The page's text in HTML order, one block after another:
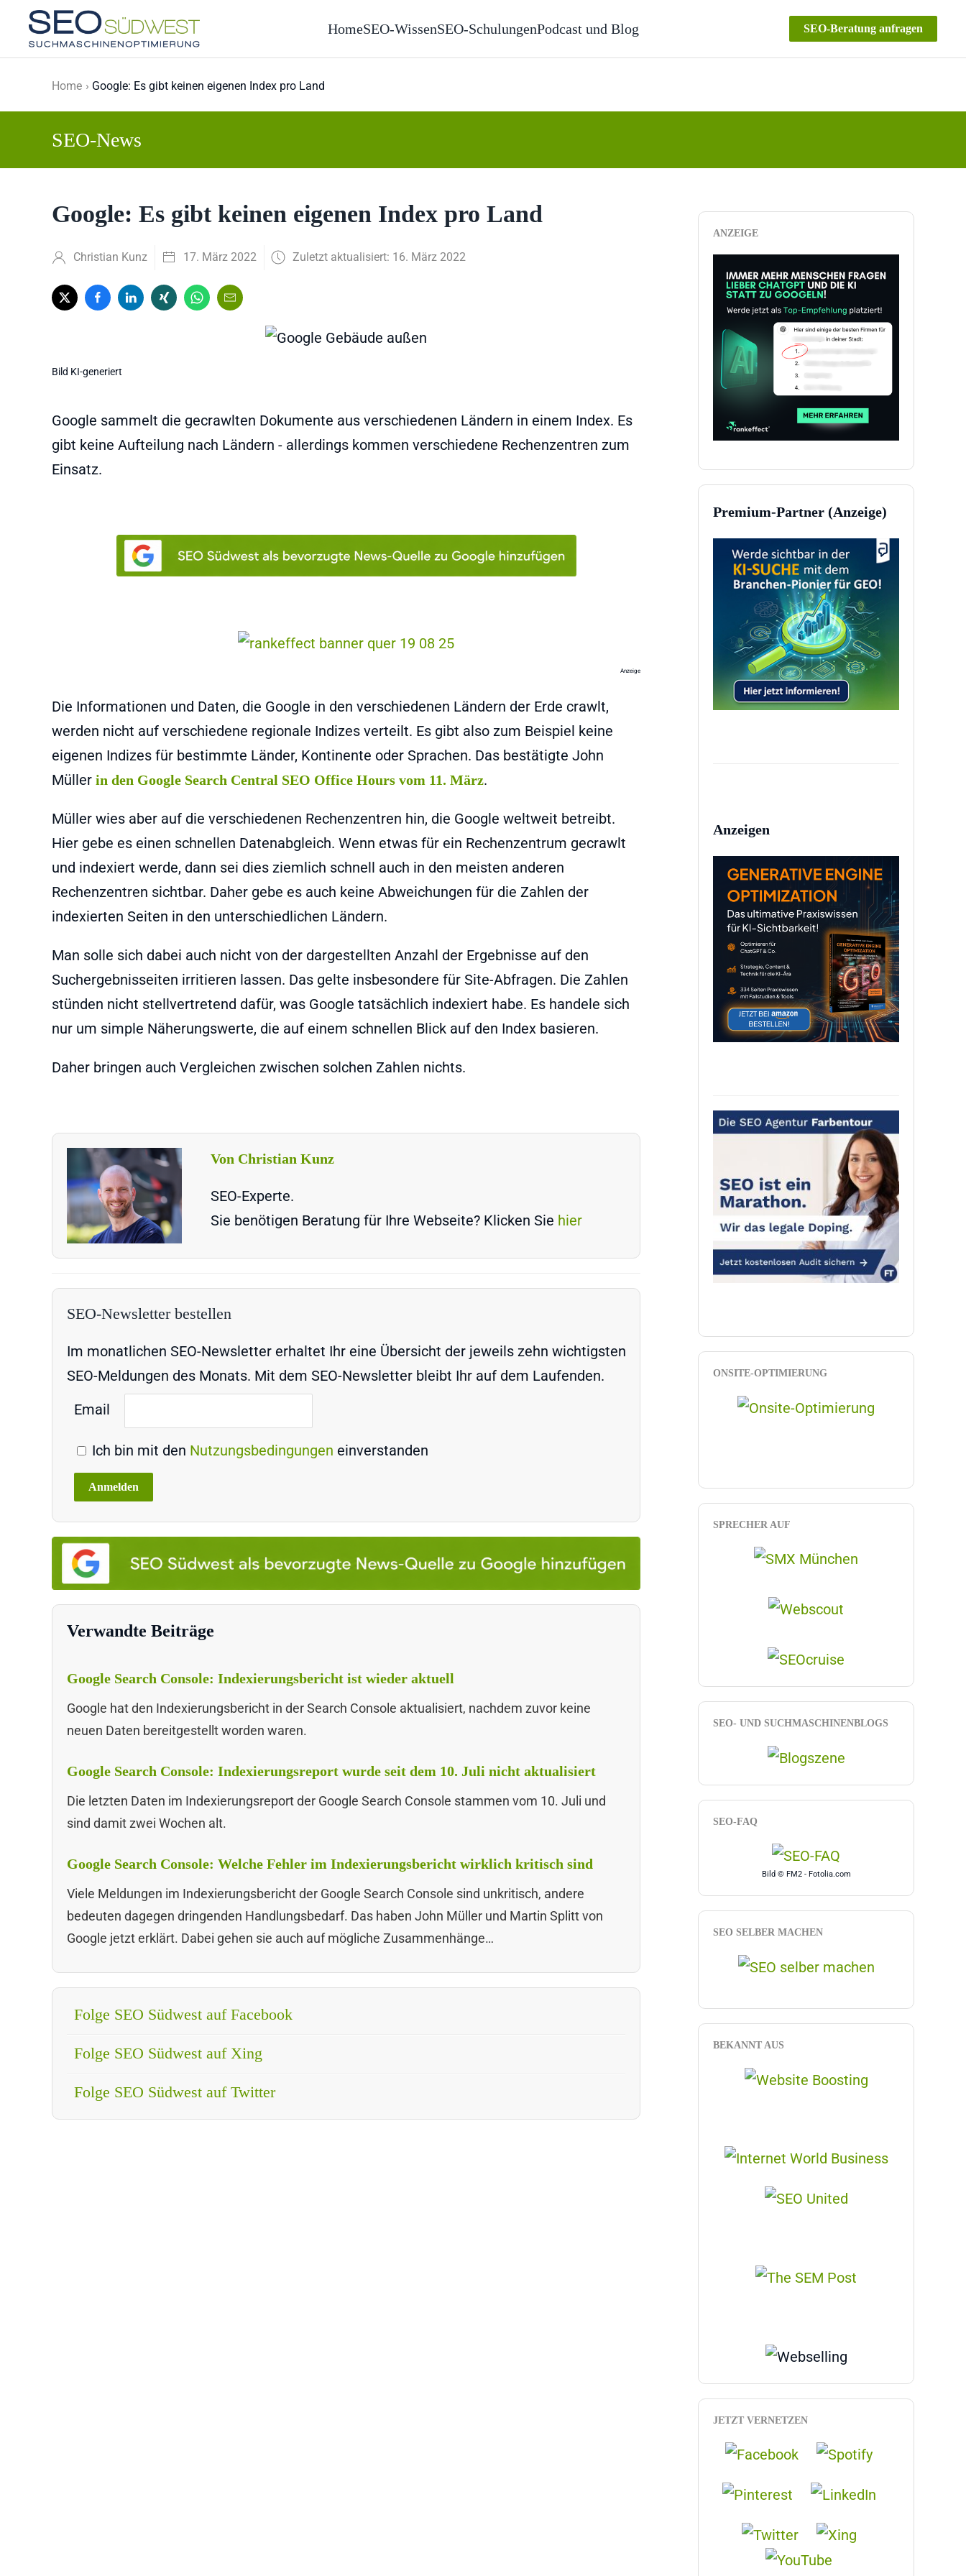
Skip to main content
HomeSEO-WissenSEO-SchulungenPodcast und Blog SEO-Beratung anfragen
Home Google: Es gibt keinen eigenen Index pro Land
SEO-News
Google: Es gibt keinen eigenen Index pro Land
Christian Kunz 17. März 2022 Zuletzt aktualisiert: 16. März 2022
Bild KI-generiert
Google sammelt die gecrawlten Dokumente aus verschiedenen Ländern in einem Index. Es
gibt keine Aufteilung nach Ländern - allerdings kommen verschiedene Rechenzentren zum
Einsatz.
Anzeige
Die Informationen und Daten, die Google in den verschiedenen Ländern der Erde crawlt,
werden nicht auf verschiedene regionale Indizes verteilt. Es gibt also zum Beispiel keine
eigenen Indizes für bestimmte Länder, Kontinente oder Sprachen. Das bestätigte John
Müller in den Google Search Central SEO Office Hours vom 11. März.
Müller wies aber auf die verschiedenen Rechenzentren hin, die Google weltweit betreibt.
Hier gebe es einen schnellen Datenabgleich. Wenn etwas für ein Rechenzentrum gecrawlt
und indexiert werde, dann sei dies ziemlich schnell auch in den meisten anderen
Rechenzentren sichtbar. Daher gebe es auch keine Abweichungen für die Zahlen der
indexierten Seiten in den unterschiedlichen Ländern.
Man solle sich dabei auch nicht von der dargestellten Anzahl der Ergebnisse auf den
Suchergebnisseiten irritieren lassen. Das gelte insbesondere für Site-Abfragen. Die Zahlen
stünden nicht stellvertretend dafür, was Google tatsächlich indexiert habe. Es handele sich
nur um simple Näherungswerte, die auf einem schnellen Blick auf den Index basieren.
Daher bringen auch Vergleichen zwischen solchen Zahlen nichts.
Von Christian Kunz
SEO-Experte.
Sie benötigen Beratung für Ihre Webseite? Klicken Sie hier
SEO-Newsletter bestellen
Im monatlichen SEO-Newsletter erhaltet Ihr eine Übersicht der jeweils zehn wichtigsten
SEO-Meldungen des Monats. Mit dem SEO-Newsletter bleibt Ihr auf dem Laufenden.
Email
Ich bin mit den Nutzungsbedingungen einverstanden
Verwandte Beiträge
Google Search Console: Indexierungsbericht ist wieder aktuell
Google hat den Indexierungsbericht in der Search Console aktualisiert, nachdem zuvor keine
neuen Daten bereitgestellt worden waren.
Google Search Console: Indexierungsreport wurde seit dem 10. Juli nicht aktualisiert
Die letzten Daten im Indexierungsreport der Google Search Console stammen vom 10. Juli und
sind damit zwei Wochen alt.
Google Search Console: Welche Fehler im Indexierungsbericht wirklich kritisch sind
Viele Meldungen im Indexierungsbericht der Google Search Console sind unkritisch, andere
bedeuten dagegen dringenden Handlungsbedarf. Das haben John Müller und Martin Splitt von
Google jetzt erklärt. Dabei gehen sie auch auf mögliche Zusammenhänge…
Folge SEO Südwest auf Facebook
Folge SEO Südwest auf Xing
Folge SEO Südwest auf Twitter
ANZEIGE
Premium-Partner (Anzeige)
Anzeigen
ONSITE-OPTIMIERUNG
SPRECHER AUF
SEO- UND SUCHMASCHINENBLOGS
SEO-FAQ
Bild © FM2 - Fotolia.com
SEO SELBER MACHEN
BEKANNT AUS
JETZT VERNETZEN